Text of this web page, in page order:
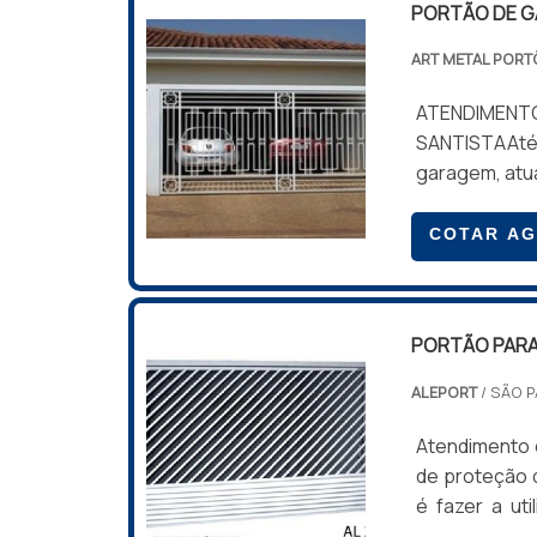
na
de
abaixo.
PORTÃO DE
ART METAL
garagem,
portão de
portão de
questão de
fabricado
deslizante
outros
COTAR
PORTÃO
ALEPORT/ SÃO
Atendimento
de proteção
é fazer a